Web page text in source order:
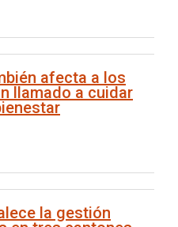
afecta a los
llamado a cuidar
la gestión